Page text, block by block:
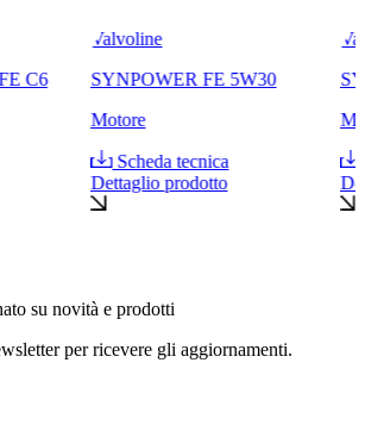
C6
Valvoline
SYNPOWER FE 5W30
Motore
Scheda tecnica
Dettaglio prodotto
su novità e prodotti
per ricevere gli aggiornamenti.